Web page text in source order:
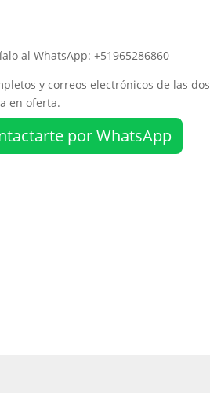
al WhatsApp: +51965286860
y correos electrónicos de las dos
en oferta.
por WhatsApp